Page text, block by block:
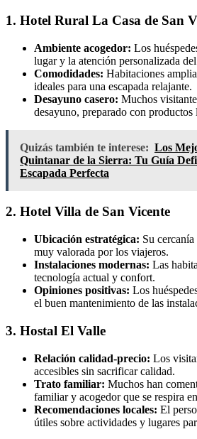
1. Hotel Rural La Casa de San
Ambiente acogedor: Los
lugar y la atención personalizada
Comodidades: Habitaciones
ideales para una escapada relajante.
Desayuno casero: Muchos
desayuno, preparado con productos
Quizás también te interese: Los
Quintanar de la Sierra: Tu Guía
Escapada Perfecta
2. Hotel Villa de San Vicente
Ubicación estratégica: Su
muy valorada por los viajeros.
Instalaciones modernas: Las
tecnología actual y confort.
Opiniones positivas: Los
el buen mantenimiento de las
3. Hostal El Valle
Relación calidad-precio: Los
accesibles sin sacrificar calidad.
Trato familiar: Muchos han
familiar y acogedor que se respira
Recomendaciones locales: El
útiles sobre actividades y lugares